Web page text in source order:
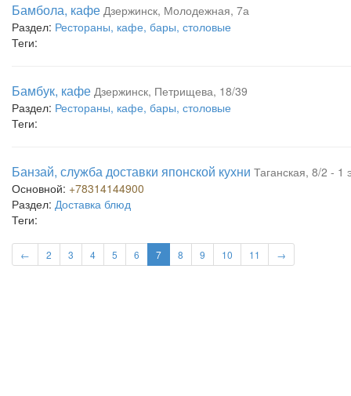
Бамбола, кафе Дзержинск, Молодежная, 7а
Раздел: Рестораны, кафе, бары, столовые
Теги:
Бамбук, кафе Дзержинск, Петрищева, 18/39
Раздел: Рестораны, кафе, бары, столовые
Теги:
Банзай, служба доставки японской кухни Таганская, 8/2 - 1
Основной: +78314144900
Раздел: Доставка блюд
Теги:
← 2 3 4 5 6 7 8 9 10 11 →